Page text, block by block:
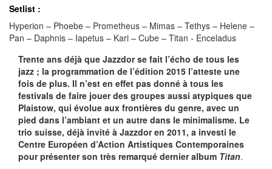
Setlist :
Hyperion – Phoebe – Prometheus – Mimas – Tethys – Helene –
Pan – Daphnis – Iapetus – Kari – Cube – Titan - Enceladus
Trente ans déjà que Jazzdor se fait l’écho de tous les
jazz ; la programmation de l’édition 2015 l’atteste une
fois de plus. Il n’est en effet pas donné à tous les
festivals de faire jouer des groupes aussi atypiques que
Plaistow, qui évolue aux frontières du genre, avec un
pied dans l’ambiant et un autre dans le minimalisme. Le
trio suisse, déjà invité à Jazzdor en 2011, a investi le
Centre Européen d’Action Artistiques Contemporaines
pour présenter son très remarqué dernier album Titan.